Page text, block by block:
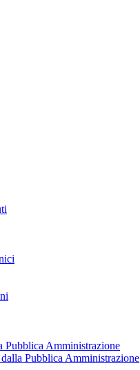
Pubblica Amministrazione
Pubblica Amministrazione